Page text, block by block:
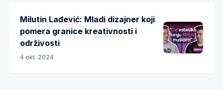
Milutin Lađević: Mladi dizajner koji
pomera granice kreativnosti i
održivosti
4 okt. 2024